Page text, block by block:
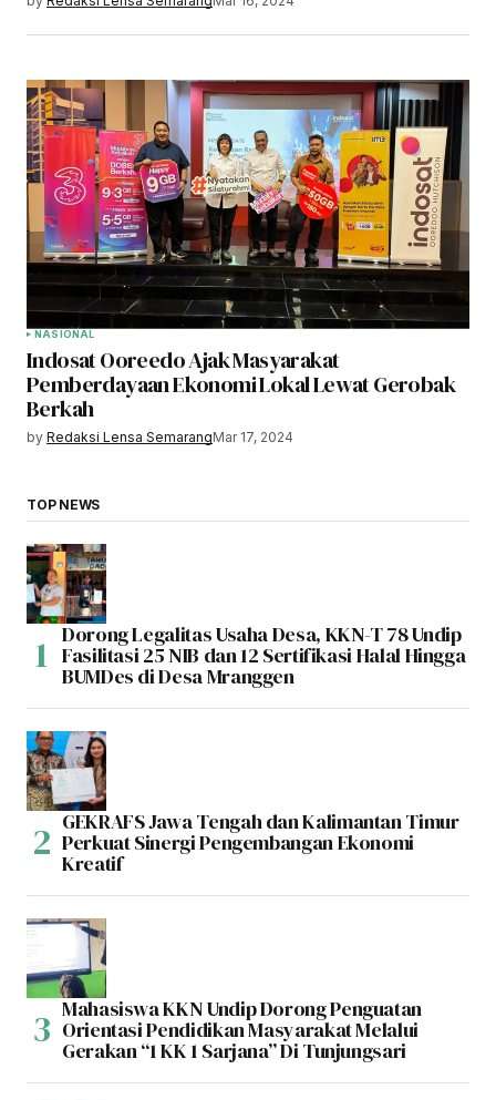
NASIONAL
Indosat Ooreedo Ajak Masyarakat
Pemberdayaan Ekonomi Lokal Lewat Gerobak
Berkah
by Redaksi Lensa SemarangMar 17, 2024
TOP NEWS
Dorong Legalitas Usaha Desa, KKN-T 78 Undip
Fasilitasi 25 NIB dan 12 Sertifikasi Halal Hingga
BUMDes di Desa Mranggen
GEKRAFS Jawa Tengah dan Kalimantan Timur
Perkuat Sinergi Pengembangan Ekonomi
Kreatif
Mahasiswa KKN Undip Dorong Penguatan
Orientasi Pendidikan Masyarakat Melalui
Gerakan “1 KK 1 Sarjana” Di Tunjungsari